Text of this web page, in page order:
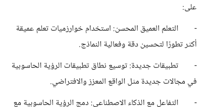
على:
- التعلم العميق المحسن: استخدام خوارزميات تعلم عميقة
أكثر تطورًا لتحسين دقة وفعالية النماذج.
- تطبيقات جديدة: توسيع نطاق تطبيقات الرؤية الحاسوبية
في مجالات جديدة مثل الواقع المعزز والافتراضي.
- التفاعل مع الذكاء الاصطناعي: دمج الرؤية الحاسوبية مع